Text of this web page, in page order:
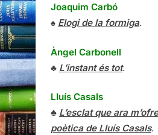
Joaquim Carbó
♠ Elogi de la formiga.
Àngel Carbonell
♣ L’instant és tot.
Lluís Casals
♣ L’esclat que ara
poètica de Lluís Casals.